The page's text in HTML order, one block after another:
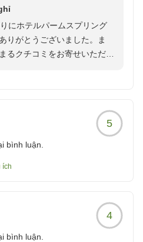
たいです。
ら
hotel/voice/19278?
にホテルパームスプリング
りがとうございました。ま
るクチコミをお寄せいただき
」とのお言葉を頂戴し、大変
気持ちのよい滞在となりまし
も嬉しく拝読させていただき
。
できるよう努めてまいりま
、ぜひ当ホテルへお帰りくだ
5
bình luận.
ích
4
bình luận.